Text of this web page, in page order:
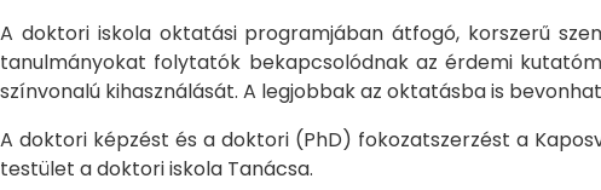
A doktori iskola oktatási programjában átfogó, korszerű
tanulmányokat folytatók bekapcsolódnak az érdemi
színvonalú kihasználását. A legjobbak az oktatásba is
A doktori képzést és a doktori (PhD) fokozatszerzést a
testület a doktori iskola Tanácsa.